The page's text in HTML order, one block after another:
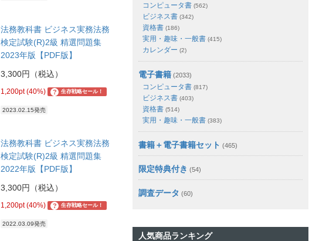
法務教科書 ビジネス実務法務
検定試験(R)2級 精選問題集
2023年版【PDF版】
3,300円（税込）
1,200pt (40%) ? 生存戦略セール！
2023.02.15発売
法務教科書 ビジネス実務法務
検定試験(R)2級 精選問題集
2022年版【PDF版】
3,300円（税込）
1,200pt (40%) ? 生存戦略セール！
2022.03.09発売
コンピュータ書 (562)
ビジネス書 (342)
資格書 (186)
実用・趣味・一般書 (415)
カレンダー (2)
電子書籍 (2033)
コンピュータ書 (817)
ビジネス書 (403)
資格書 (514)
実用・趣味・一般書 (383)
書籍＋電子書籍セット (465)
限定特典付き (54)
調査データ (60)
人気商品ランキング